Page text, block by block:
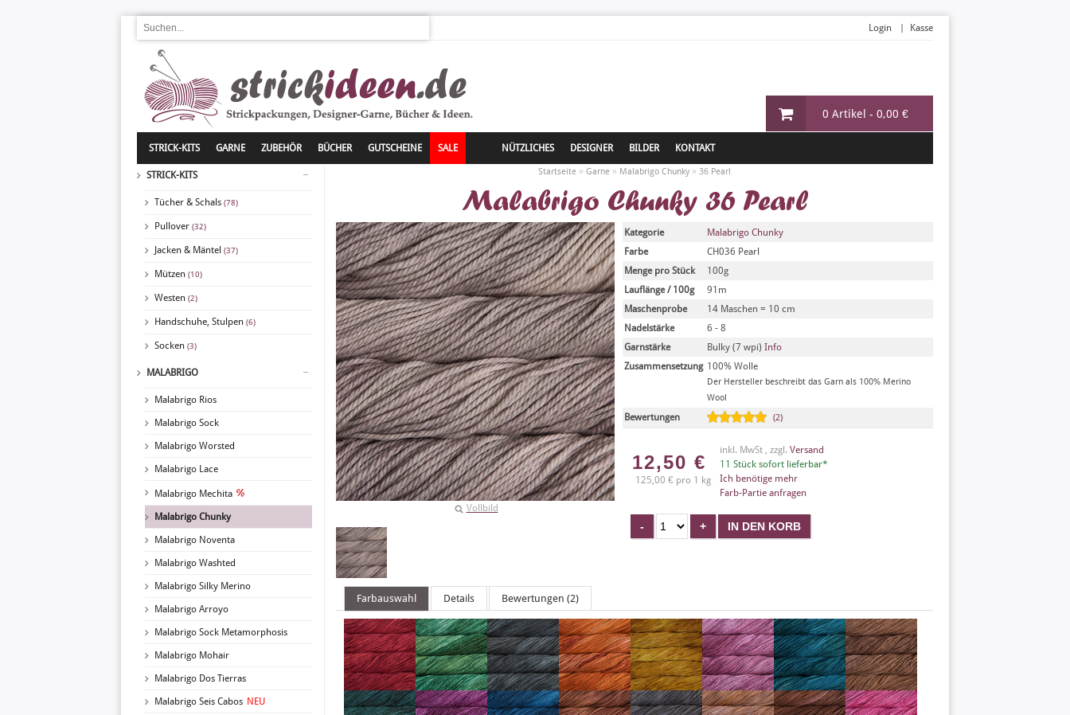
0 Artikel - 0,00 €
Login Kasse
STRICK-KITS GARNE ZUBEHÖR BÜCHER GUTSCHEINE SALE NÜTZLICHES DESIGNER BILDER KONTAKT
STRICK-KITS
Tücher & Schals (78)
Pullover (32)
Jacken & Mäntel (37)
Mützen (10)
Westen (2)
Handschuhe, Stulpen (6)
Socken (3)
MALABRIGO
Malabrigo Rios
Malabrigo Sock
Malabrigo Worsted
Malabrigo Lace
Malabrigo Mechita
Malabrigo Chunky
Malabrigo Noventa
Malabrigo Washted
Malabrigo Silky Merino
Malabrigo Arroyo
Malabrigo Sock Metamorphosis
Malabrigo Mohair
Malabrigo Dos Tierras
Malabrigo Seis Cabos NEU
Startseite » Garne » Malabrigo Chunky » 36 Pearl
Malabrigo Chunky 36 Pearl
Vollbild
Kategorie
Malabrigo Chunky
Farbe
CH036 Pearl
Menge pro Stück
100g
Lauflänge / 100g
91m
Maschenprobe
14 Maschen = 10 cm
Nadelstärke
6 - 8
Garnstärke
Bulky (7 wpi) Info
Zusammensetzung 100% Wolle
Der Hersteller beschreibt das Garn als 100% Merino
Wool
Bewertungen (2)
12,50 €
125,00 € pro 1 kg
inkl. MwSt , zzgl. Versand
11 Stück sofort lieferbar*
Ich benötige mehr
Farb-Partie anfragen
Farbauswahl Details Bewertungen (2)